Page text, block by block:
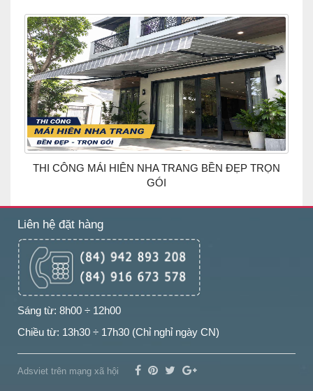
THI CÔNG MÁI HIÊN NHA TRANG BỀN ĐẸP TRỌN
GÓI
Liên hệ đặt hàng
Sáng từ: 8h00 ÷ 12h00
Chiều từ: 13h30 ÷ 17h30 (Chỉ nghỉ ngày CN)
Adsviet trên mạng xã hội